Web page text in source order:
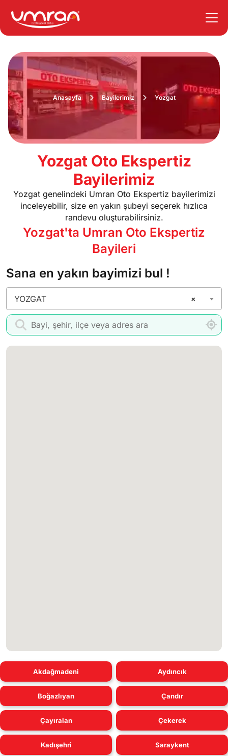
Anasayfa Bayilerimiz Yozgat
Yozgat Oto Ekspertiz
Bayilerimiz
Yozgat genelindeki Umran Oto Ekspertiz bayilerimizi
inceleyebilir, size en yakın şubeyi seçerek hızlıca
randevu oluşturabilirsiniz.
Yozgat'ta Umran Oto Ekspertiz
Bayileri
Sana en yakın bayimizi bul !
×
YOZGAT
Bayi Ara
Akdağmadeni Aydıncık
Boğazlıyan Çandır
Çayıralan Çekerek
Kadışehri Saraykent